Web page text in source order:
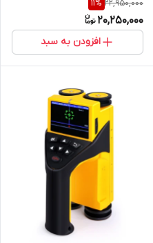
22,950,000
11%
20,250,000
افزودن به سبد